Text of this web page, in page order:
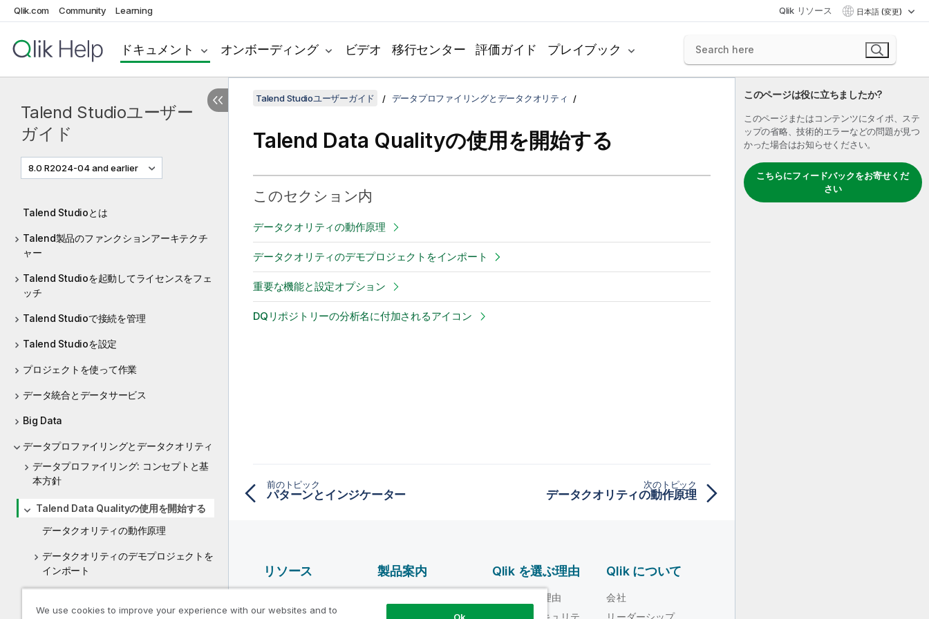
Qlik.com Community Learning Qlik リソース 日本語 (変更)
ドキュメント オンボーディング ビデオ 移行センター 評価ガイド プレイブック
Talend Studioユーザー
ガイド
8.0 R2024-04 and earlier
Talend Studioとは
Talend製品のファンクションアーキテクチ
ャー
Talend Studioを起動してライセンスをフェ
ッチ
Talend Studioで接続を管理
Talend Studioを設定
プロジェクトを使って作業
データ統合とデータサービス
Big Data
データプロファイリングとデータクオリティ
データプロファイリング: コンセプトと基
本方針
Talend Data Qualityの使用を開始する
データクオリティの動作原理
データクオリティのデモプロジェクトを
インポート
このページは役に立ちましたか?
このページまたはコンテンツにタイポ、ステ
ップの省略、技術的エラーなどの問題が見つ
かった場合はお知らせください。
こちらにフィードバックをお寄せくだ
さい
Talend Studioユーザーガイド データプロファイリングとデータクオリティ
Talend Data Qualityの使用を開始する
このセクション内
データクオリティの動作原理
データクオリティのデモプロジェクトをインポート
重要な機能と設定オプション
DQリポジトリーの分析名に付加されるアイコン
前のトピック
パターンとインジケーター
次のトピック
データクオリティの動作原理
リソース
Qlik Developer
製品案内
品質
Qlik を選ぶ理由
Qlik を選ぶ理由
信頼性とセキュリテ
Qlik について
会社
リーダーシップ
We use cookies to improve your experience with our websites and to